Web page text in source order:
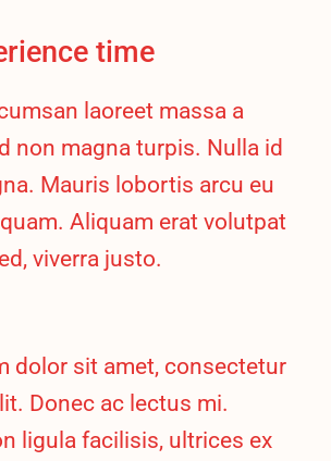
time
laoreet massa a
non magna turpis. Nulla id
Mauris lobortis arcu eu
Aliquam erat volutpat
viverra justo.
dolor sit amet, consectetur
Donec ac lectus mi.
ligula facilisis, ultrices ex